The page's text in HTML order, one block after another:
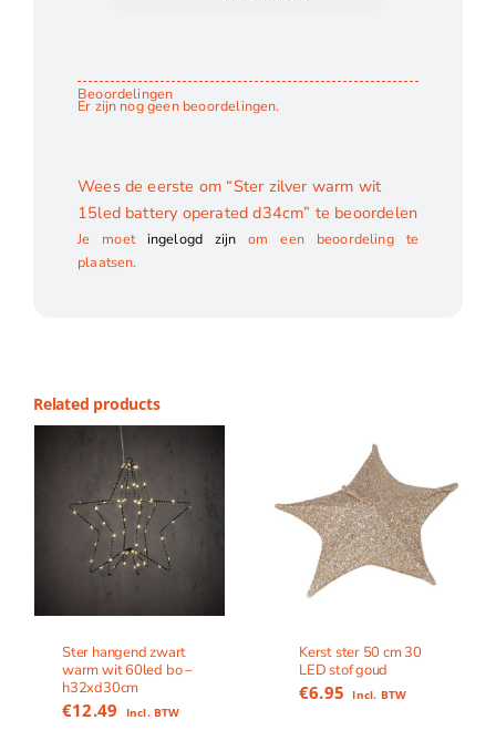
Beoordelingen
Er zijn nog geen beoordelingen.
Wees de eerste om “Ster zilver warm wit
15led battery operated d34cm” te beoordelen
Je moet ingelogd zijn om een beoordeling te
plaatsen.
Related products
Ster hangend zwart
warm wit 60led bo –
h32xd30cm
€12.49 Incl. BTW
Kerst ster 50 cm 30
LED stof goud
€6.95 Incl. BTW